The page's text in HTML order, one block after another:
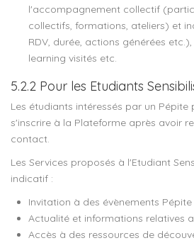
l'accompagnement collectif
collectifs, formations, ateliers) et
RDV, durée, actions générées
learning visités etc.
5.2.2 Pour les Etudiants
Les étudiants intéressés par un Pépite
s'inscrire à la Plateforme après avoir
contact.
Les Services proposés à l'Etudiant
indicatif :
Invitation à des évènements Pépite
Actualité et informations relatives
Accès à des ressources de